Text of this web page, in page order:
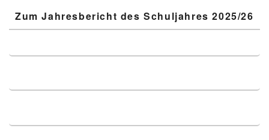
Zum Jahresbericht des Schuljahres 2025/26